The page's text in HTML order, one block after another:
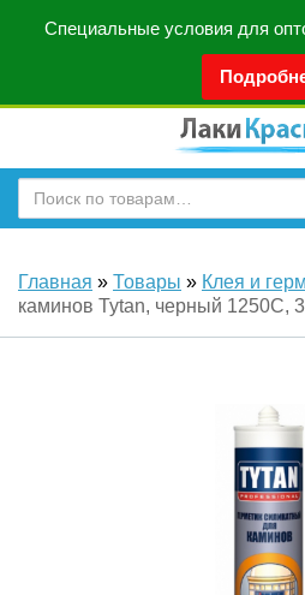
Специальные условия для
Главная » Товары » Клея и
каминов Tytan, черный 1250С,